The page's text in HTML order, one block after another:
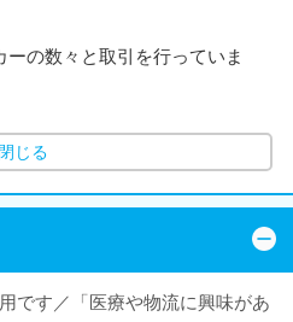
の数々と取引を行っていま
閉じる
です／「医療や物流に興味があ